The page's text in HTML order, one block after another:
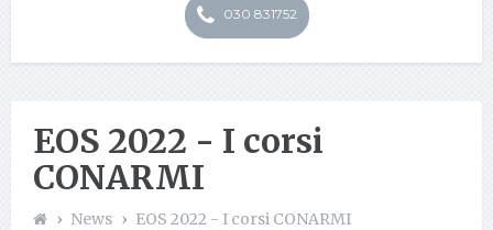
030 831752
EOS 2022 - I corsi
CONARMI
News EOS 2022 - I corsi CONARMI